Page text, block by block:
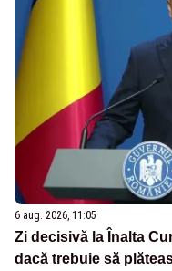
6 aug. 2026, 11:05
Zi decisivă la Înalta
dacă trebuie să